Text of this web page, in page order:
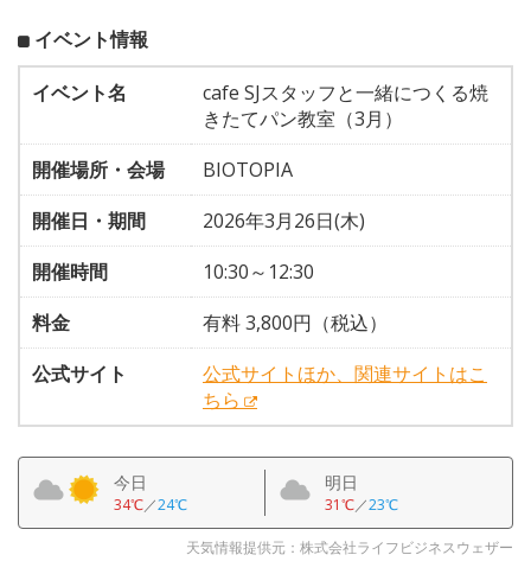
イベント情報
イベント名
cafe SJスタッフと一緒につくる焼
きたてパン教室（3月）
開催場所・会場
BIOTOPIA
開催日・期間
2026年3月26日(木)
開催時間
10:30～12:30
料金
有料 3,800円（税込）
公式サイト
公式サイトほか、関連サイトはこ
ちら
今日
34℃／24℃
明日
31℃／23℃
天気情報提供元：株式会社ライフビジネスウェザー